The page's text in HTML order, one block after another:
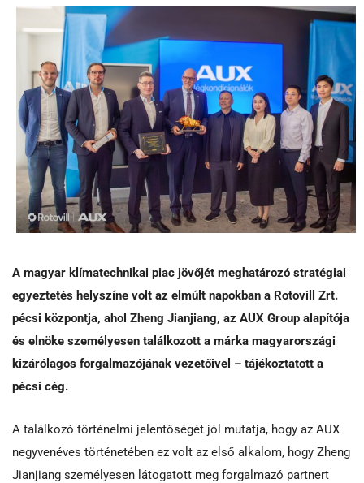
A magyar klímatechnikai piac jövőjét meghatározó stratégiai
egyeztetés helyszíne volt az elmúlt napokban a Rotovill Zrt.
pécsi központja, ahol Zheng Jianjiang, az AUX Group alapítója
és elnöke személyesen találkozott a márka magyarországi
kizárólagos forgalmazójának vezetőivel – tájékoztatott a
pécsi cég.
A találkozó történelmi jelentőségét jól mutatja, hogy az AUX
negyvenéves történetében ez volt az első alkalom, hogy Zheng
Jianjiang személyesen látogatott meg forgalmazó partnert